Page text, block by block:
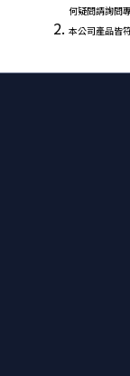
何疑問請詢問
本公司產品皆